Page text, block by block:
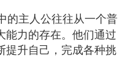
的主人公往往从一个普
能力的存在。他们通过
提升自己，完成各种挑